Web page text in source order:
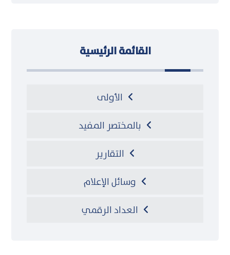
القائمة الرئيسية
الأولى
بالمختصر المفيد
التقارير
وسائل الإعلام
العداد الرقمي